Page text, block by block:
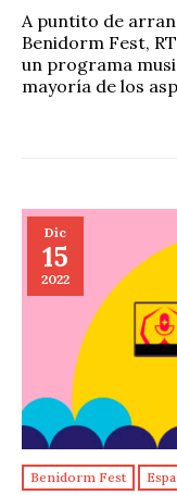
A puntito de
Benidorm Fest,
un programa
mayoría de los
Dic
15
2022
Benidorm Fest